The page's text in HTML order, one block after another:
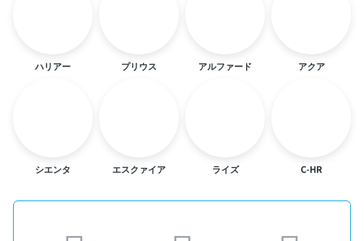
ハリアー プリウス アルファード アクア
シエンタ エスクァイア ライズ C-HR